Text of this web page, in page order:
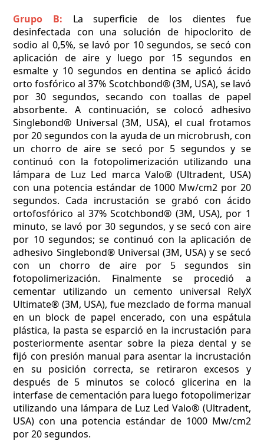
Grupo B: La superficie de los dientes fue
desinfectada con una solución de hipoclorito de
sodio al 0,5%, se lavó por 10 segundos, se secó con
aplicación de aire y luego por 15 segundos en
esmalte y 10 segundos en dentina se aplicó ácido
orto fosfórico al 37% Scotchbond® (3M, USA), se lavó
por 30 segundos, secando con toallas de papel
absorbente. A continuación, se colocó adhesivo
Singlebond® Universal (3M, USA), el cual frotamos
por 20 segundos con la ayuda de un microbrush, con
un chorro de aire se secó por 5 segundos y se
continuó con la fotopolimerización utilizando una
lámpara de Luz Led marca Valo® (Ultradent, USA)
con una potencia estándar de 1000 Mw/cm2 por 20
segundos. Cada incrustación se grabó con ácido
ortofosfórico al 37% Scotchbond® (3M, USA), por 1
minuto, se lavó por 30 segundos, y se secó con aire
por 10 segundos; se continuó con la aplicación de
adhesivo Singlebond® Universal (3M, USA) y se secó
con un chorro de aire por 5 segundos sin
fotopolimerización. Finalmente se procedió a
cementar utilizando un cemento universal RelyX
Ultimate® (3M, USA), fue mezclado de forma manual
en un block de papel encerado, con una espátula
plástica, la pasta se esparció en la incrustación para
posteriormente asentar sobre la pieza dental y se
fijó con presión manual para asentar la incrustación
en su posición correcta, se retiraron excesos y
después de 5 minutos se colocó glicerina en la
interfase de cementación para luego fotopolimerizar
utilizando una lámpara de Luz Led Valo® (Ultradent,
USA) con una potencia estándar de 1000 Mw/cm2
por 20 segundos.